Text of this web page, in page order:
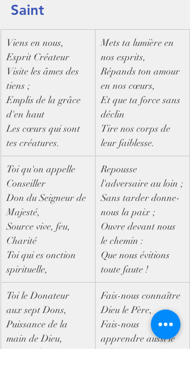
Saint
​Viens en nous,
Esprit Créateur
Visite les âmes des
tiens ;
Emplis de la grâce
d'en haut
Les cœurs qui sont
tes créatures.
Mets ta lumière en
nos esprits,
Répands ton amour
en nos cœurs,
Et que ta force sans
déclin
Tire nos corps de
leur faiblesse.
Toi qu'on appelle
Conseiller
Don du Seigneur de
Majesté,
Source vive, feu,
Charité
Toi qui es onction
spirituelle,
Repousse
l'adversaire au loin ;
Sans tarder donne-
nous la paix ;
Ouvre devant nous
le chemin :
Que nous évitions
toute faute !
Toi le Donateur
aux sept Dons,
Puissance de la
main de Dieu,
Toi que le Père
Fais-nous connaître
Dieu le Père,
Fais-nous
apprendre aussi le
Fils